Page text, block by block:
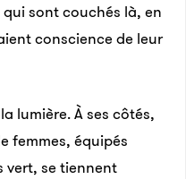
sont couchés là, en
conscience de leur
lumière. À ses côtés,
femmes, équipés
vert, se tiennent